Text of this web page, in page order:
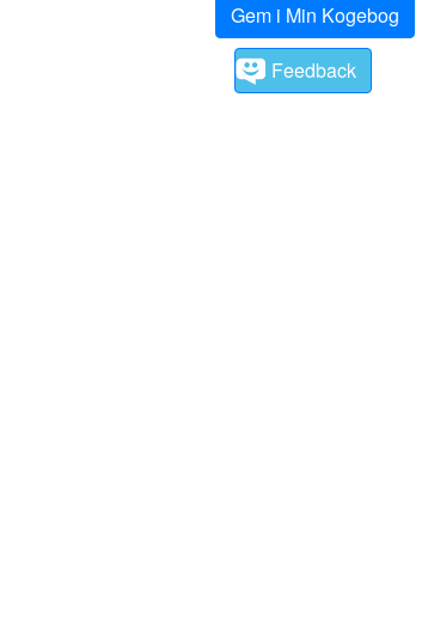
Gem i Min Kogebog
Feedback